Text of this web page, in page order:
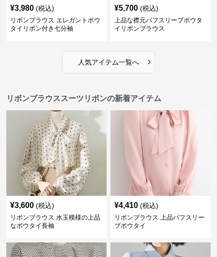
¥3,980 (税込)
リボンブラウス エレガントボウ
タイリボン付き七分袖
¥5,700 (税込)
上品な襟元パフスリーブボウタ
イリボンブラウス
人気アイテム一覧へ ›
リボンブラウススーツリボンの新着アイテム
¥3,600 (税込)
リボンブラウス 水玉模様の上品
なボウタイ長袖
¥4,410 (税込)
リボンブラウス 上品パフスリー
ブボウタイ